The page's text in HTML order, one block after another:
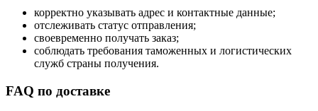
корректно указывать адрес и контактные данные;
отслеживать статус отправления;
своевременно получать заказ;
соблюдать требования таможенных и логистических
служб страны получения.
FAQ по доставке